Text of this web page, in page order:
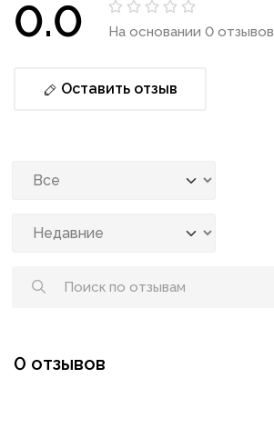
0.0 На основании 0 отзывов
Оставить отзыв
0 отзывов